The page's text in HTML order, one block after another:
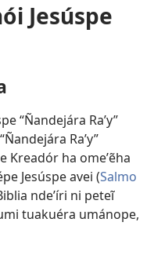
Jesúspe
“Ñandejára Raʼy”
Raʼy”
Kreadór ha omeʼẽha
Jesúspe avei (Salmo
ndeʼíri ni peteĩ
tuakuéra umánope,